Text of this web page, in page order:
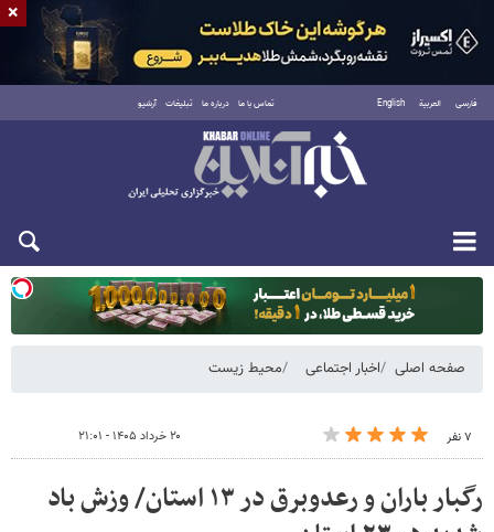
فارسی العربية English تماس با ما درباره ما تبلیغات آرشیو
یکشنبه ۱۸ مرداد ۱۴۰۵
صفحه اصلی اخبار اجتماعی محیط زیست
۷ نفر ۲۰ خرداد ۱۴۰۵ - ۲۱:۰۱
رگبار باران و رعدوبرق در ۱۳ استان/ وزش باد
×